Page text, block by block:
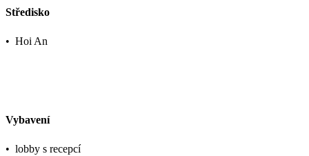
Středisko
• Hoi An
Vybavení
• lobby s recepcí